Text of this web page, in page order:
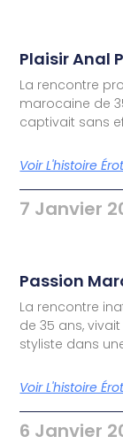
Plaisir Anal
La rencontre
marocaine de
captivait sans
Voir L'histoire
7 Janvier
Passion
La rencontre
de 35 ans,
styliste dans
Voir L'histoire
6 Janvier